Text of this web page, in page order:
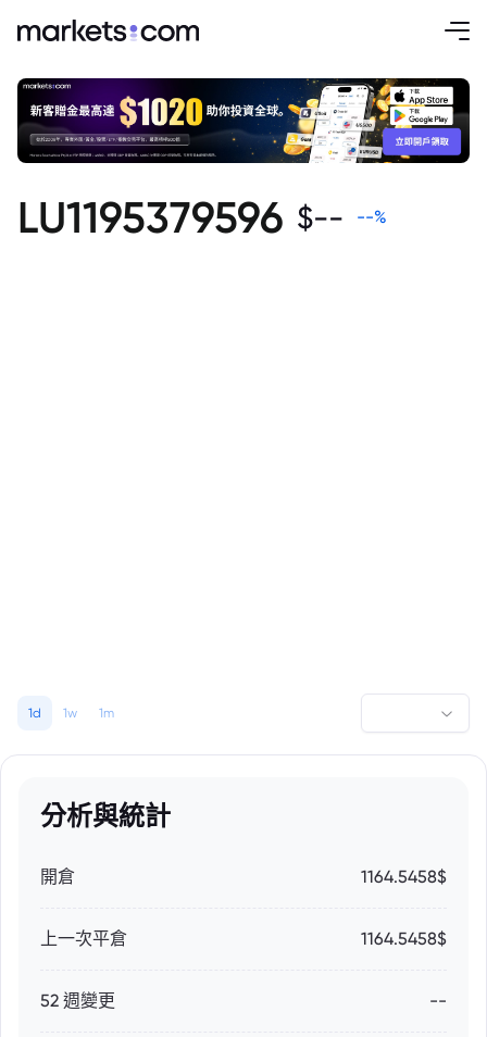
LU1195379596 $-- --%
1d 1w 1m
分析與統計
開倉 1164.5458$
上一次平倉 1164.5458$
52 週變更 --